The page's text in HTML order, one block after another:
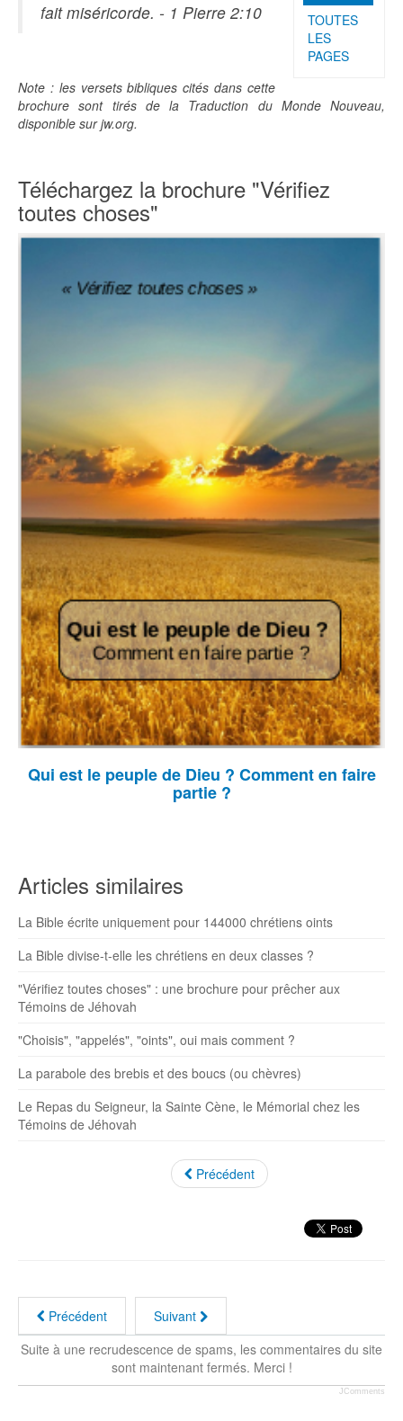
TOUTES
LES
PAGES
fait miséricorde. - 1 Pierre 2:10
Note : les versets bibliques cités dans cette
brochure sont tirés de la Traduction du Monde Nouveau,
disponible sur jw.org.
Téléchargez la brochure "Vérifiez
toutes choses"
Qui est le peuple de Dieu ? Comment en faire
partie ?
Articles similaires
La Bible écrite uniquement pour 144000 chrétiens oints
La Bible divise-t-elle les chrétiens en deux classes ?
"Vérifiez toutes choses" : une brochure pour prêcher aux
Témoins de Jéhovah
"Choisis", "appelés", "oints", oui mais comment ?
La parabole des brebis et des boucs (ou chèvres)
Le Repas du Seigneur, la Sainte Cène, le Mémorial chez les
Témoins de Jéhovah
Précédent
Précédent
Suivant
Suite à une recrudescence de spams, les commentaires du site
sont maintenant fermés. Merci !
JComments